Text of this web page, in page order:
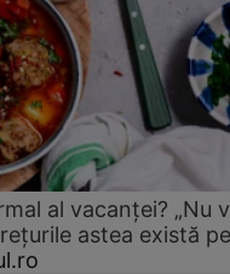
al vacanței? „Nu
astea există